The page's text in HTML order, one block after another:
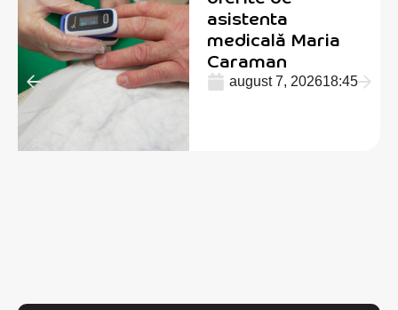
asistenta
medicală Maria
Caraman
august 7, 202618:45